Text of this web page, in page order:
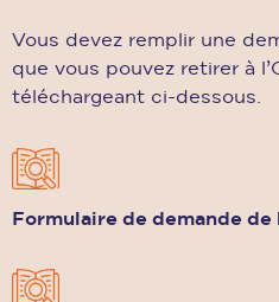
Vous devez remplir une
que vous pouvez retirer à
téléchargeant ci-dessous.
Formulaire de demande